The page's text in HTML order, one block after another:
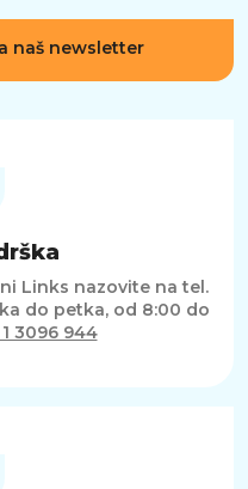
naš newsletter
Links nazovite na tel.
do petka, od 8:00 do
3096 944